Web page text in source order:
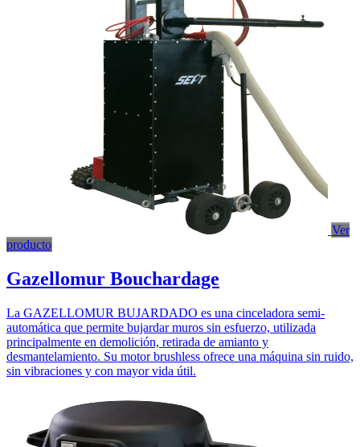
Ver
producto
Gazellomur Bouchardage
La GAZELLOMUR BUJARDADO es una cinceladora semi-
automática que permite bujardar muros sin esfuerzo, utilizada
principalmente en demolición, retirada de amianto y
desmantelamiento. Su motor brushless ofrece una máquina sin ruido,
sin vibraciones y con mayor vida útil.